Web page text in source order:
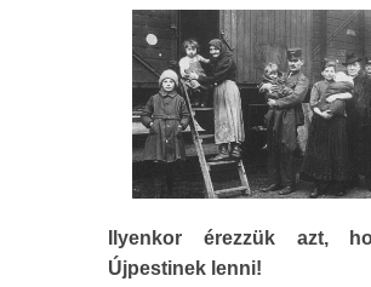
Ilyenkor érezzük azt,
Újpestinek lenni!